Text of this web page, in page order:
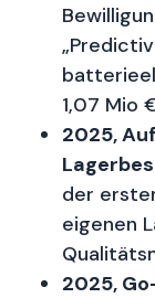
1,07 Mio
2025,
der
eigenen
2025,